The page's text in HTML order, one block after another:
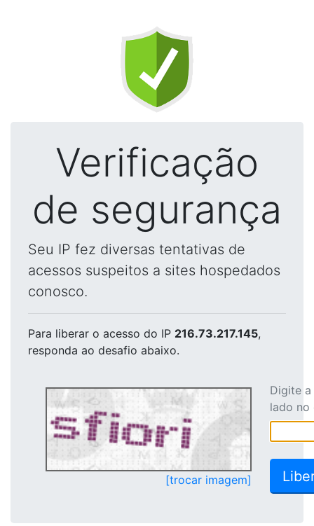
Verificação
de segurança
Seu IP fez diversas tentativas de
acessos suspeitos a sites hospedados
conosco.
Para liberar o acesso do IP 216.73.217.145,
responda ao desafio abaixo.
[trocar imagem]
Digite
lado no